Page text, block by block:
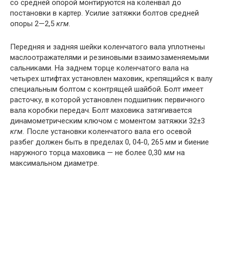
со средней опорой монтируются на коленвал до
постановки в картер. Усилие затяжки болтов средней
опоры 2—2,5 кгм.
Передняя и задняя шейки коленчатого вала уплотнены
маслоотражателями и резиновыми взаимозаменяемыми
сальниками. На заднем торце коленчатого вала на
четырех штифтах установлен маховик, крепящийся к валу
специальным болтом с контрящей шайбой. Болт имеет
расточку, в которой установлен подшипник первичного
вала коробки передач. Болт маховика затягивается
динамометрическим ключом с моментом затяжки 32±3
кгм. После установки коленчатого вала его осевой
разбег должен быть в пределах 0, 04-0, 265 мм и биение
наружного торца маховика — не более 0,30 мм на
максимальном диаметре.